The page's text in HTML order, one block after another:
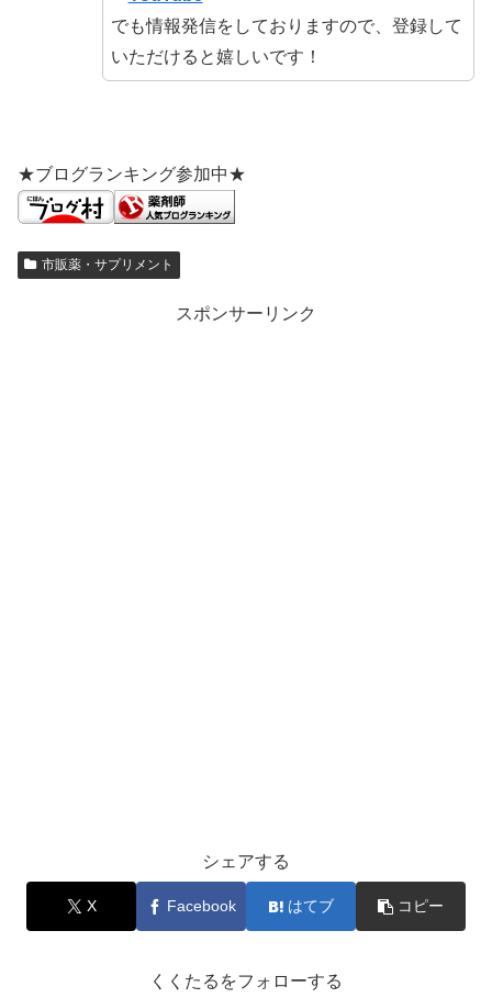
でも情報発信をしておりますので、登録して
いただけると嬉しいです！
★ブログランキング参加中★
市販薬・サプリメント
スポンサーリンク
シェアする
X Facebook はてブ コピー
くくたるをフォローする